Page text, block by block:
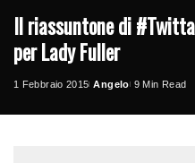
Il riassuntone di
per Lady Fuller
1 Febbraio 2015
Posted
Angelo 9 Min Read